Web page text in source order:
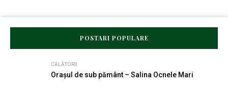
POSTARI POPULARE
CĂLĂTORII
Orașul de sub pământ – Salina Ocnele Mari